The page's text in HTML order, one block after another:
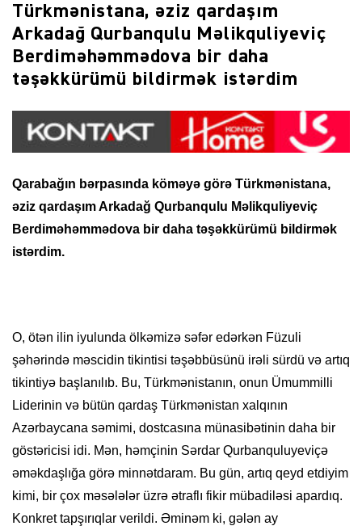
Türkmənistana, əziz qardaşım
Arkadağ Qurbanqulu Məlikquliyeviç
Berdiməhəmmədova bir daha
təşəkkürümü bildirmək istərdim
Qarabağın bərpasında köməyə görə Türkmənistana,
əziz qardaşım Arkadağ Qurbanqulu Məlikquliyeviç
Berdiməhəmmədova bir daha təşəkkürümü bildirmək
istərdim.
O, ötən ilin iyulunda ölkəmizə səfər edərkən Füzuli
şəhərində məscidin tikintisi təşəbbüsünü irəli sürdü və artıq
tikintiyə başlanılıb. Bu, Türkmənistanın, onun Ümummilli
Liderinin və bütün qardaş Türkmənistan xalqının
Azərbaycana səmimi, dostcasına münasibətinin daha bir
göstəricisi idi. Mən, həmçinin Sərdar Qurbanquluyeviçə
əməkdaşlığa görə minnətdaram. Bu gün, artıq qeyd etdiyim
kimi, bir çox məsələlər üzrə ətraflı fikir mübadiləsi apardıq.
Konkret tapşırıqlar verildi. Əminəm ki, gələn ay